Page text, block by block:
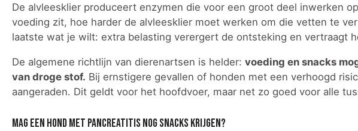
De alvleesklier produceert enzymen die voor een groot deel inwerken
voeding zit, hoe harder de alvleesklier moet werken om die vetten te
laatste wat je wilt: extra belasting verergert de ontsteking en vertraagt
De algemene richtlijn van dierenartsen is helder: voeding en snacks
van droge stof. Bij ernstigere gevallen of honden met een verhoogd
aangeraden. Dit geldt voor het hoofdvoer, maar net zo goed voor alle
Mag een hond met pancreatitis nog snacks krijgen?